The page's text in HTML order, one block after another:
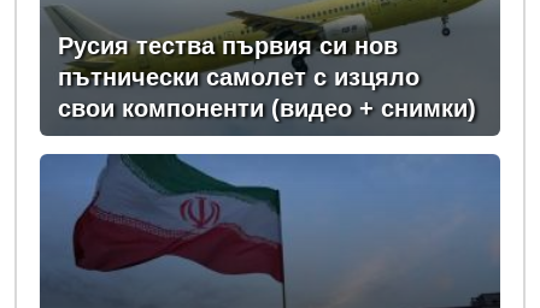
Русия тества първия си нов
пътнически самолет с изцяло
свои компоненти (видео + снимки)